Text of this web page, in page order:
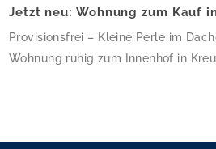
Jetzt neu: Wohnung zum Kauf
Provisionsfrei – Kleine Perle im
Wohnung ruhig zum Innenhof in
Wohnung besticht durch